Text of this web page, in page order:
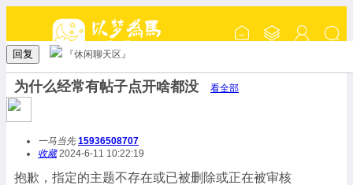
回复 『休闲聊天区』
为什么经常有帖子点开啥都没 看全部
一马当先 15936508707
收藏2024-6-11 10:22:19
抱歉，指定的主题不存在或已被删除或正在被审核